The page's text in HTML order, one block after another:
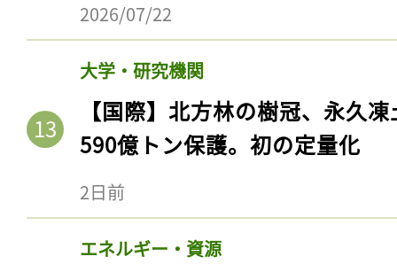
2026/07/22
大学・研究機関
【国際】北方林の樹冠、永久
590億トン保護。初の定量化
2日前
エネルギー・資源